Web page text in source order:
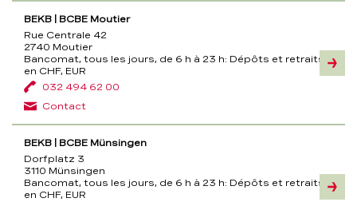
BEKB | BCBE Moutier
Rue Centrale 42
2740 Moutier
Bancomat, tous les jours, de 6 h à 23 h: Dépôts et retraits
en CHF, EUR
032 494 62 00
Contact
BEKB | BCBE Münsingen
Dorfplatz 3
3110 Münsingen
Bancomat, tous les jours, de 6 h à 23 h: Dépôts et retraits
en CHF, EUR